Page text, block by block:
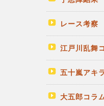
レース考察
江戸川乱舞
五十嵐アキ
大五郎コラ